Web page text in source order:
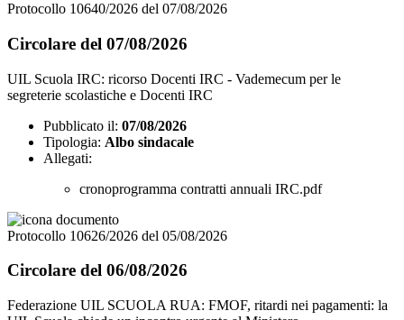
Protocollo 10640/2026 del 07/08/2026
Circolare del 07/08/2026
UIL Scuola IRC: ricorso Docenti IRC - Vademecum per le
segreterie scolastiche e Docenti IRC
Pubblicato il: 07/08/2026
Tipologia: Albo sindacale
Allegati:
cronoprogramma contratti annuali IRC.pdf
Protocollo 10626/2026 del 05/08/2026
Circolare del 06/08/2026
Federazione UIL SCUOLA RUA: FMOF, ritardi nei pagamenti: la